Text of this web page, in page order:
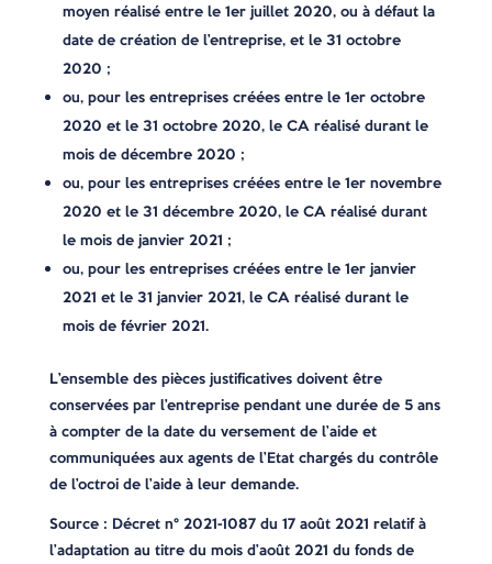
moyen réalisé entre le 1er juillet 2020, ou à défaut la
date de création de l’entreprise, et le 31 octobre
2020 ;
ou, pour les entreprises créées entre le 1er octobre
2020 et le 31 octobre 2020, le CA réalisé durant le
mois de décembre 2020 ;
ou, pour les entreprises créées entre le 1er novembre
2020 et le 31 décembre 2020, le CA réalisé durant
le mois de janvier 2021 ;
ou, pour les entreprises créées entre le 1er janvier
2021 et le 31 janvier 2021, le CA réalisé durant le
mois de février 2021.
L’ensemble des pièces justificatives doivent être
conservées par l’entreprise pendant une durée de 5 ans
à compter de la date du versement de l’aide et
communiquées aux agents de l’Etat chargés du contrôle
de l’octroi de l’aide à leur demande.
Source : Décret n° 2021-1087 du 17 août 2021 relatif à
l’adaptation au titre du mois d’août 2021 du fonds de